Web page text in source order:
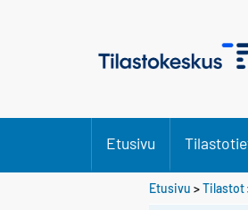
Etusivu
Etusivu >Tilastot